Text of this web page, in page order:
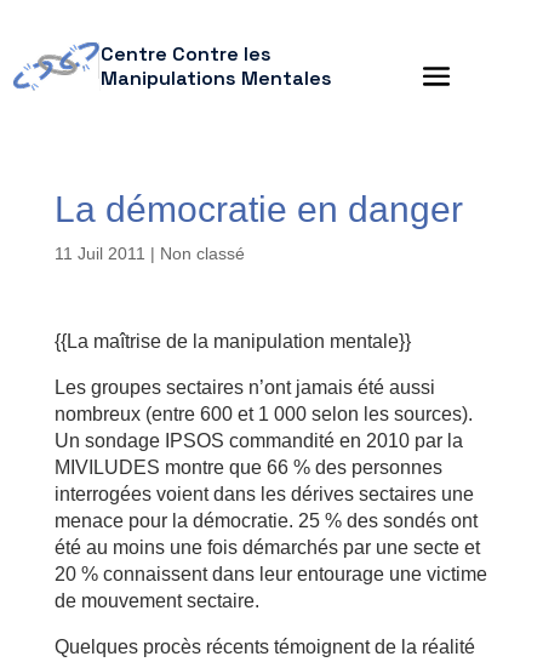
Centre Contre les
Manipulations Mentales
La démocratie en danger
11 Juil 2011 | Non classé
{{La maîtrise de la manipulation mentale}}
Les groupes sectaires n’ont jamais été aussi
nombreux (entre 600 et 1 000 selon les sources).
Un sondage IPSOS commandité en 2010 par la
MIVILUDES montre que 66 % des personnes
interrogées voient dans les dérives sectaires une
menace pour la démocratie. 25 % des sondés ont
été au moins une fois démarchés par une secte et
20 % connaissent dans leur entourage une victime
de mouvement sectaire.
Quelques procès récents témoignent de la réalité